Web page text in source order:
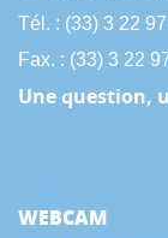
Tél. : (33) 3 22
Fax. : (33) 3 22
Une question,
WEBCAM